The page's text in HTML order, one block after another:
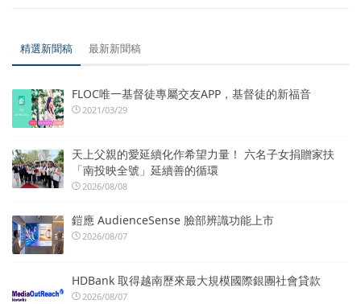
精選新聞稿 最新新聞稿
FLOC唯一基督徒專屬交友APP，基督徒的新福音
2021/03/29
天上父親的愛延續化作希望力量！ 六名子女捐贈家扶
「南投映全號」延續善的循環
2026/08/08
鎧應 AudienceSense 臉部辨識功能上市
2026/08/07
HDBank 取得越南歷來最大規模國際銀團社會貸款
2026/08/07